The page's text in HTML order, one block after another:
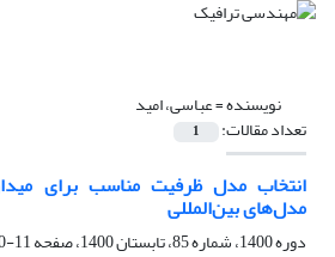
نویسنده =عباسی، امید
تعداد مقالات: 1
انتخاب مدل ظرفیت مناسب برای
مدل‌های بین‌المللی
دوره 1400، شماره 85، تابستان 1400، صفحه
11-20